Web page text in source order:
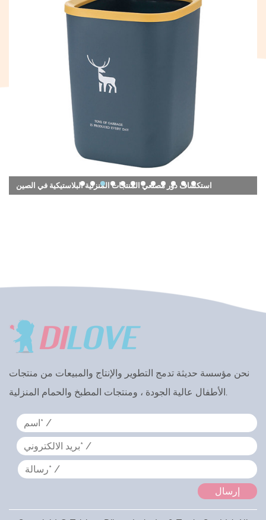
استكشاف دور مصنعي المنتجات المنزلية البلاستيكية في الصين
نحن مؤسسة حديثة تدمج التطوير والإنتاج والمبيعات من منتجات
الأطفال عالية الجودة ، ومنتجات المطبخ والحمام المنزلية.